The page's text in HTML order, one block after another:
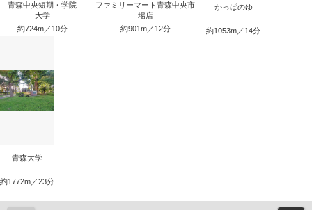
青森中央短期・学院
大学
約724m／10分
ファミリーマート青森中央市
場店
約901m／12分
かっぱのゆ
約1053m／14分
青森大学
約1772m／23分